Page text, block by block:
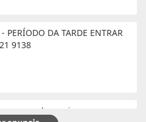
PERÍODO DA TARDE ENTRAR
9138
de serviço em